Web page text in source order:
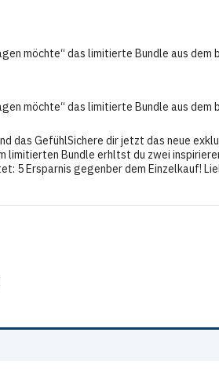
möchte“ das limitierte Bundle aus
möchte“ das limitierte Bundle aus
das GefühlSichere dir jetzt das neue
Bundle erhltst du zwei
5 Ersparnis gegenber dem Einzelkauf!